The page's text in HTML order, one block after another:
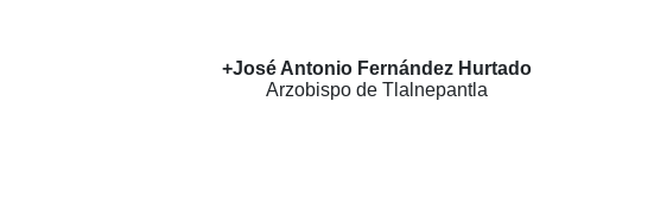
+José Antonio Fernández Hurtado
Arzobispo de Tlalnepantla